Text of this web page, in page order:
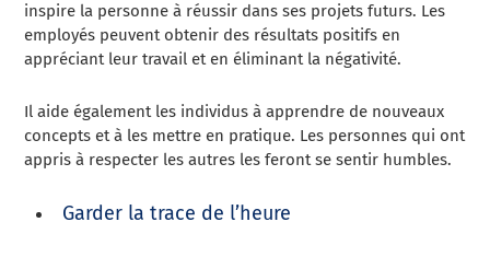
inspire la personne à réussir dans ses projets futurs. Les
employés peuvent obtenir des résultats positifs en
appréciant leur travail et en éliminant la négativité.
Il aide également les individus à apprendre de nouveaux
concepts et à les mettre en pratique. Les personnes qui ont
appris à respecter les autres les feront se sentir humbles.
Garder la trace de l’heure